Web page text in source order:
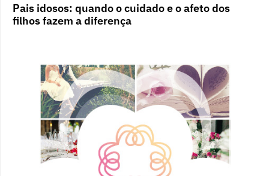
Pais idosos: quando o cuidado e o afeto dos
filhos fazem a diferença